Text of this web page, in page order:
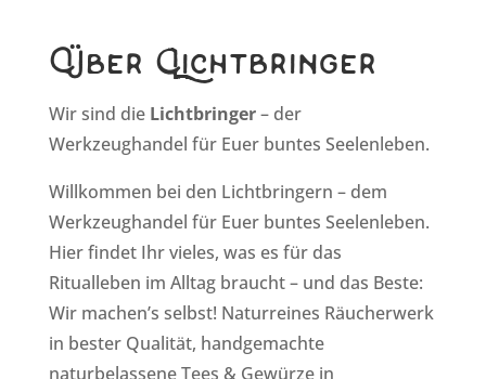
Über Lichtbringer
Wir sind die Lichtbringer– der
Werkzeughandel für Euer buntes Seelenleben.
Willkommen bei den Lichtbringern – dem
Werkzeughandel für Euer buntes Seelenleben.
Hier findet Ihr vieles, was es für das
Ritualleben im Alltag braucht – und das Beste:
Wir machen’s selbst! Naturreines Räucherwerk
in bester Qualität, handgemachte
naturbelassene Tees & Gewürze in